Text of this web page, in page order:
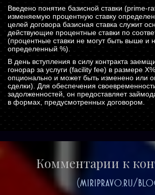
Введено понятие базисной ставки
изменяемую процентную ставку
целей договора базисная ставка служит
действующие процентные ставки по
(процентные ставки не могут быть выше и
определенный %).
В день вступления в силу контракта
гонорар за услуги (facility fee) в размере
опционально и может быть изменено или
сделки). Для обеспечения
задолженностей, он предоставляет
в формах, предусмотренных договором.
Комментарии к
(miripravo.ru/